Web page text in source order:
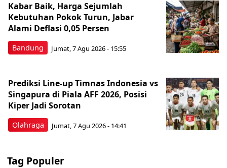
Bandung
Kabar Baik, Harga Sejumlah
Kebutuhan Pokok Turun, Jabar
Alami Deflasi 0,05 Persen
Jumat, 7 Agu 2026 - 15:55
Olahraga
Prediksi Line-up Timnas Indonesia vs
Singapura di Piala AFF 2026, Posisi
Kiper Jadi Sorotan
Jumat, 7 Agu 2026 - 14:41
Tag Populer